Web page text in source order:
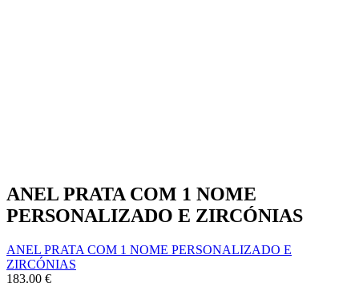
ANEL PRATA COM 1 NOME
PERSONALIZADO E ZIRCÓNIAS
ANEL PRATA COM 1 NOME PERSONALIZADO E
ZIRCÓNIAS
183.00 €